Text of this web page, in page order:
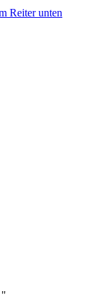
Reiter unten
"